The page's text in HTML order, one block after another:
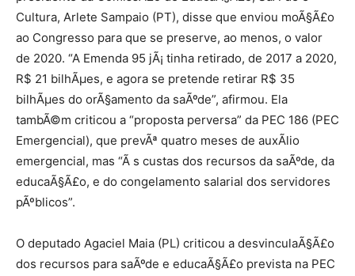
Cultura, Arlete Sampaio (PT), disse que enviou moÃ§Ã£o
ao Congresso para que se preserve, ao menos, o valor
de 2020. “A Emenda 95 jÃ¡ tinha retirado, de 2017 a 2020,
R$ 21 bilhÃµes, e agora se pretende retirar R$ 35
bilhÃµes do orÃ§amento da saÃºde”, afirmou. Ela
tambÃ©m criticou a “proposta perversa” da PEC 186 (PEC
Emergencial), que prevÃª quatro meses de auxÃ­lio
emergencial, mas “Ã s custas dos recursos da saÃºde, da
educaÃ§Ã£o, e do congelamento salarial dos servidores
pÃºblicos”.
O deputado Agaciel Maia (PL) criticou a desvinculaÃ§Ã£o
dos recursos para saÃºde e educaÃ§Ã£o prevista na PEC